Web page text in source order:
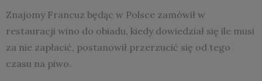
Znajomy Francuz będąc w Polsce zamówił w
restauracji wino do obiadu, kiedy dowiedział się ile musi
za nie zapłacić, postanowił przerzucić się od tego
czasu na piwo.